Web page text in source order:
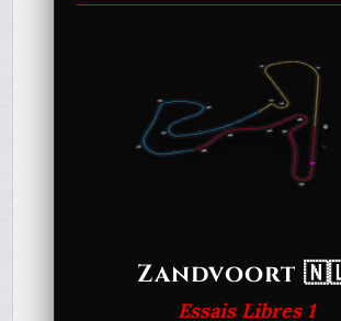
Zandvoort
Essais Libres 1